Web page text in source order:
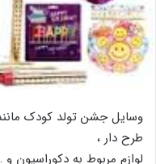
وسایل جشن تولد کودک
طرح دار ،
لوازم مربوط به